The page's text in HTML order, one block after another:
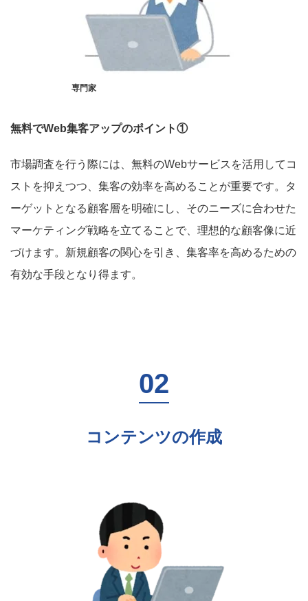
専門家
無料でWeb集客アップのポイント①
市場調査を行う際には、無料のWebサービスを活用してコ
ストを抑えつつ、集客の効率を高めることが重要です。タ
ーゲットとなる顧客層を明確にし、そのニーズに合わせた
マーケティング戦略を立てることで、理想的な顧客像に近
づけます。新規顧客の関心を引き、集客率を高めるための
有効な手段となり得ます。
コンテンツの作成